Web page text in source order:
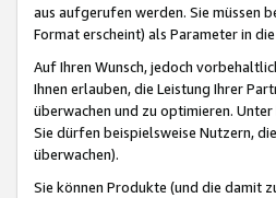
aus aufgerufen werden. Sie müssen
Format erscheint) als Parameter in
Auf Ihren Wunsch, jedoch
Ihnen erlauben, die Leistung Ihrer
überwachen und zu optimieren.
Sie dürfen beispielsweise Nutzern,
überwachen).
Sie können Produkte (und die damit